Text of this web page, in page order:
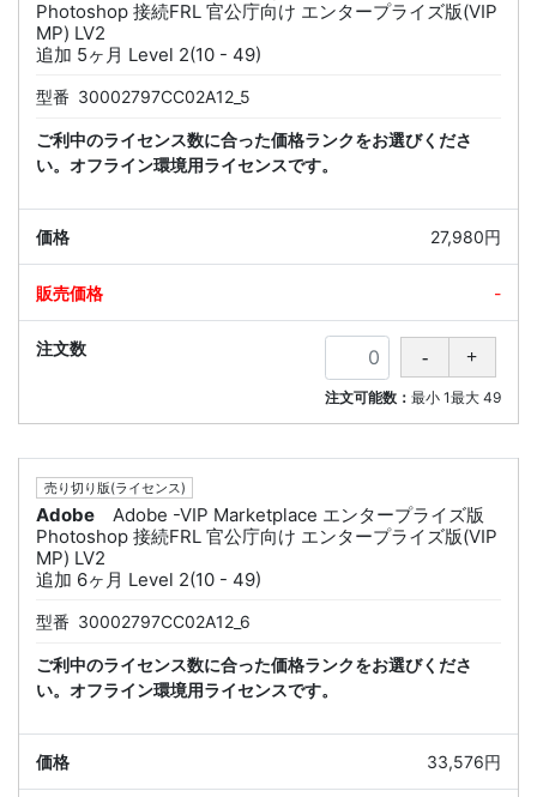
Photoshop 接続FRL 官公庁向け エンタープライズ版(VIP
MP) LV2
追加 5ヶ月 Level 2(10 - 49)
型番 30002797CC02A12_5
ご利中のライセンス数に合った価格ランクをお選びくださ
い。オフライン環境用ライセンスです。
27,980円
-
注文可能数： 最小 1最大 49
売り切り版(ライセンス)
Adobe
Adobe -VIP Marketplace エンタープライズ版
Photoshop 接続FRL 官公庁向け エンタープライズ版(VIP
MP) LV2
追加 6ヶ月 Level 2(10 - 49)
型番 30002797CC02A12_6
ご利中のライセンス数に合った価格ランクをお選びくださ
い。オフライン環境用ライセンスです。
33,576円